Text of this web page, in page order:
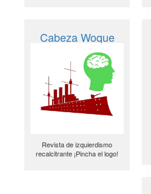
Cabeza Woque
Revista de izquierdismo
recalcitrante ¡Pincha el logo!